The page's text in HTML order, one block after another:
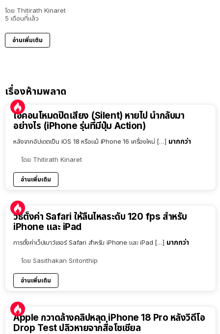
โดย Thitirath Kinaret
5 เดือนที่แล้ว
อ่านเพิ่มเติม
เรื่องห้ามพลาด
ไอคอนโหมดปิดเสียง (Silent) หายไป นำกลับมา
อย่างไร (iPhone รุ่นที่มีปุ่ม Action)
หลังจากอัปเดตเป็น iOS 18 หรือแม้ iPhone 16 เครื่องใหม่ […] มากกว่า
โดย Thitirath Kinaret
อ่านเพิ่มเติม
วิธีตั้งค่า Safari ให้ลื่นไหลระดับ 120 fps สำหรับ
iPhone และ iPad
การตั้งค่าเว็ปเบาว์เซอร์ Safari สำหรับ iPhone และ iPad […] มากกว่า
โดย Sasithakan Sritonthip
อ่านเพิ่มเติม
Apple กวาดล้างคลิปหลุด iPhone 18 Pro หลังวิดีโอ
Drop Test ปลิวหายจากสื่อโซเชียล